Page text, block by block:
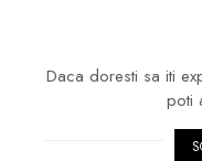
Daca doresti sa iti
poti